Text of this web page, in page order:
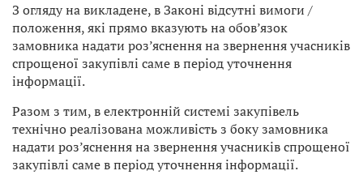
З огляду на викладене, в Законі відсутні вимоги /
положення, які прямо вказують на обов’язок
замовника надати роз’яснення на звернення учасників
спрощеної закупівлі саме в період уточнення
інформації.
Разом з тим, в електронній системі закупівель
технічно реалізована можливість з боку замовника
надати роз’яснення на звернення учасників спрощеної
закупівлі саме в період уточнення інформації.